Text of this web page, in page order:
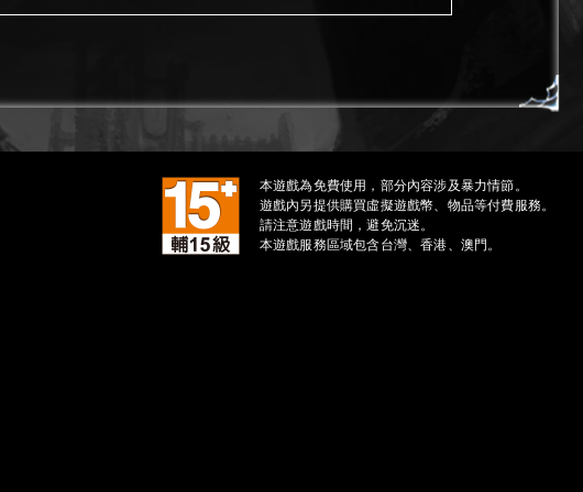
本遊戲為免費使用，部分內容涉及暴力情節。
遊戲內另提供購買虛擬遊戲幣、物品等付費服務。
請注意遊戲時間，避免沉迷。
本遊戲服務區域包含台灣、香港、澳門。